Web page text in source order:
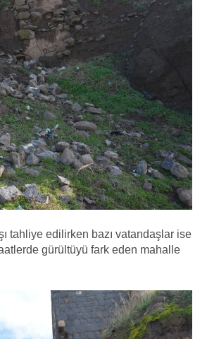
tahliye edilirken bazı vatandaşlar ise
gürültüyü fark eden mahalle